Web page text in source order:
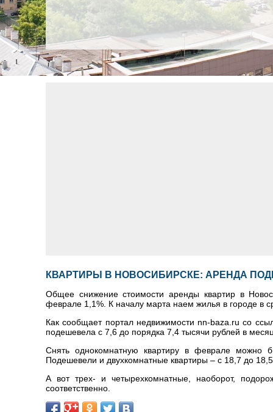
КВАРТИРЫ В НОВОСИБИРСКЕ: АРЕНДА
Общее снижение стоимости аренды квартир в
феврале 1,1%. К началу марта наем жилья в городе в
Как сообщает портал недвижимости nn-baza.ru со
подешевела с 7,6 до порядка 7,4 тысячи рублей в
Снять однокомнатную квартиру в феврале
Подешевели и двухкомнатные квартиры – с 18,7 до
А вот трех- и четырехкомнатные, наоборот,
соответственно.